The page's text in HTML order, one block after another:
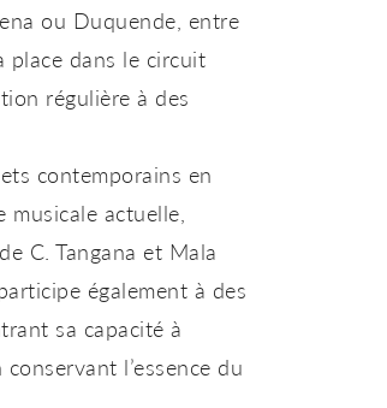
ou Duquende, entre
place dans le circuit
régulière à des
contemporains en
musicale actuelle,
de C. Tangana et Mala
également à des
sa capacité à
l’essence du